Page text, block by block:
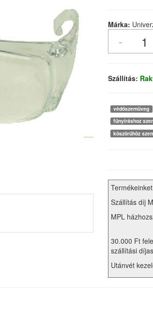
Márka:
Szállítás:
védőszemüveg
fűnyíráshoz
köszörűhöz
Szállítás díj
MPL
30.000 Ft
szállítási
Utánvét